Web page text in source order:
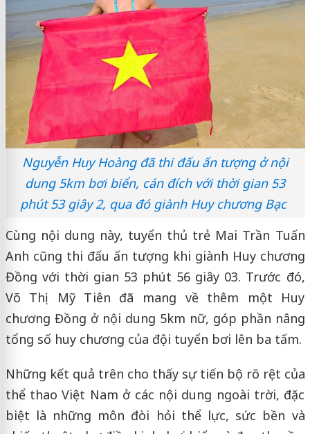
Nguyễn Huy Hoàng đã thi đấu ấn tượng ở nội
dung 5km bơi biển, cán đích với thời gian 53
phút 53 giây 2, qua đó giành Huy chương Bạc
Cùng nội dung này, tuyển thủ trẻ Mai Trần Tuấn
Anh cũng thi đấu ấn tượng khi giành Huy chương
Đồng với thời gian 53 phút 56 giây 03. Trước đó,
Võ Thị Mỹ Tiên đã mang về thêm một Huy
chương Đồng ở nội dung 5km nữ, góp phần nâng
tổng số huy chương của đội tuyển bơi lên ba tấm.
Những kết quả trên cho thấy sự tiến bộ rõ rệt của
thể thao Việt Nam ở các nội dung ngoài trời, đặc
biệt là những môn đòi hỏi thể lực, sức bền và